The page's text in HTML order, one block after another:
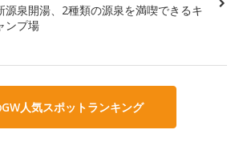
源泉開湯、2種類の源泉を満喫できるキ
ンプ場
人気スポットランキング